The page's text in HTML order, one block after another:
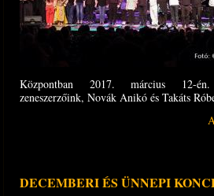
Központban 2017. március 12-
zeneszerzőink, Novák Anikó és Takáts
DECEMBERI ÉS ÜNNEPI